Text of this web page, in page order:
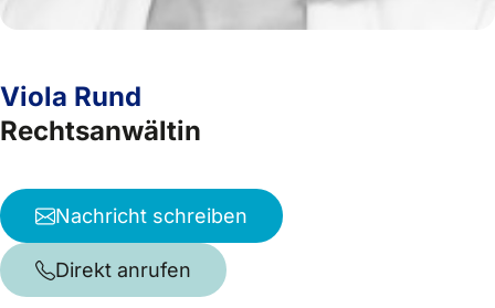
Viola Rund
Rechtsanwältin
Nachricht schreiben
Direkt anrufen